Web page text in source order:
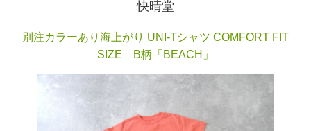
快晴堂
別注カラーあり海上がり UNI-Tシャツ COMFORT FIT
SIZE B柄「BEACH」